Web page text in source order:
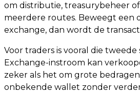
om distributie, treasurybeheer
meerdere routes. Beweegt een
exchange, dan wordt de
Voor traders is vooral die
Exchange-instroom kan
zeker als het om grote
onbekende wallet zonder